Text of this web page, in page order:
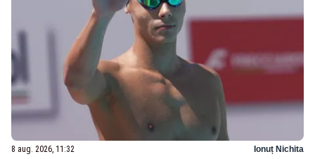
8 aug. 2026, 11:32 Ionuț Nichita